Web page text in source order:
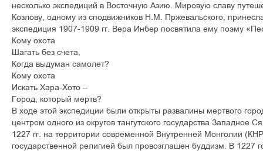
несколько экспедиций в Восточную Азию. Мировую славу
Козлову, одному из сподвижников Н.М. Пржевальского,
экспедиция 1907-1909 гг. Вера Инбер посвятила ему поэму
Кому охота
Шагать без счета,
Когда выдуман самолет?
Кому охота
Искать Хара-Хото –
Город, который мертв?
В ходе этой экспедиции были открыты развалины мертвого
центром одного из округов тангутского государства Западное
1227 гг. на территории современной Внутренней Монголии
государственной религией был провозглашен буддизм. В 1227